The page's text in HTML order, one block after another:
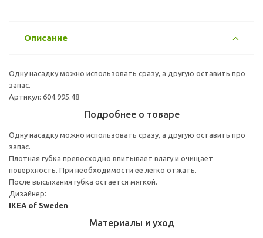
Описание
Одну насадку можно использовать сразу, а другую оставить про
запас.
Артикул: 604.995.48
Подробнее о товаре
Одну насадку можно использовать сразу, а другую оставить про
запас.
Плотная губка превосходно впитывает влагу и очищает
поверхность. При необходимости ее легко отжать.
После высыхания губка остается мягкой.
Дизайнер:
IKEA of Sweden
Материалы и уход